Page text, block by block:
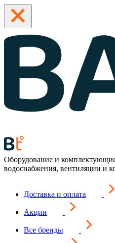
Оборудование и
водоснабжения, вентиляции и
Доставка и оплата
Акции
Все бренды